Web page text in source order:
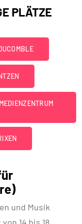
PLÄTZE
und Musik